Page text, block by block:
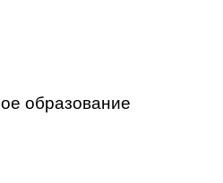
образование